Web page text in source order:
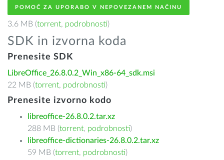
POMOČ ZA UPORABO V NEPOVEZANEM NAČINU
3.6 MB (torrent, podrobnosti)
SDK in izvorna koda
Prenesite SDK
LibreOffice_26.8.0.2_Win_x86-64_sdk.msi
22 MB (torrent, podrobnosti)
Prenesite izvorno kodo
libreoffice-26.8.0.2.tar.xz
288 MB (torrent, podrobnosti)
libreoffice-dictionaries-26.8.0.2.tar.xz
59 MB (torrent, podrobnosti)